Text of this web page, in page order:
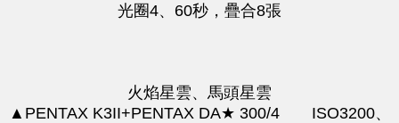
光圈4、60秒，疊合8張
火焰星雲、馬頭星雲
▲PENTAX K3II+PENTAX DA★ 300/4 ISO3200、